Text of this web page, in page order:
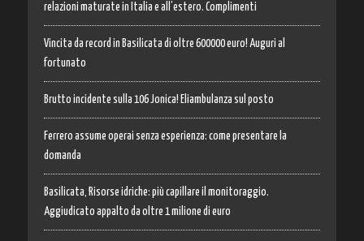
relazioni maturate in Italia e all’estero. Complimenti
Vincita da record in Basilicata di oltre 600000 euro! Auguri al
fortunato
Brutto incidente sulla 106 Jonica! Eliambulanza sul posto
Ferrero assume operai senza esperienza: come presentare la
domanda
Basilicata, Risorse idriche: più capillare il monitoraggio.
Aggiudicato appalto da oltre 1 milione di euro